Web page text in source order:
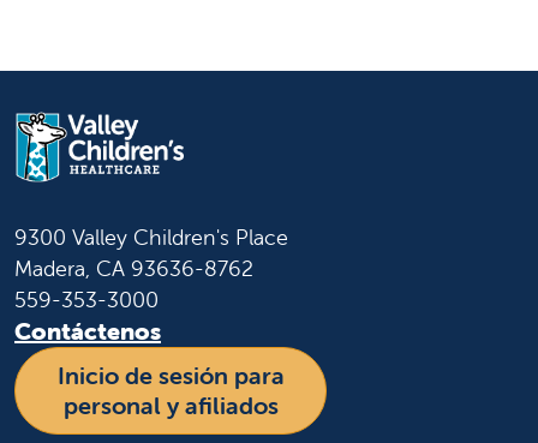
9300 Valley Children's Place
Madera, CA 93636-8762
559-353-3000
Contáctenos
Inicio de sesión para
personal y afiliados